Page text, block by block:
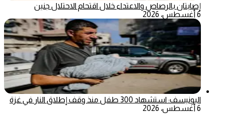
إصابتان بالرصاص والاعتداء خلال اقتحام الاحتلال جنين
6 أغسطس، 2026
اليونيسف: استشهاد 300 طفل منذ وقف إطلاق النار في غزة
6 أغسطس، 2026